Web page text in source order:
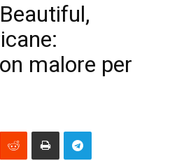
malore per